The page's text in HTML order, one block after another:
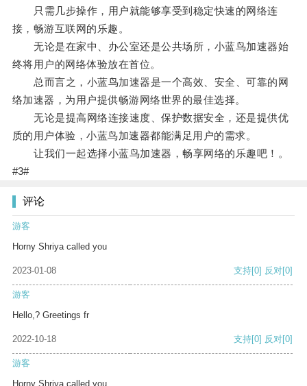
只需几步操作，用户就能够享受到稳定快速的网络连
接，畅游互联网的乐趣。
无论是在家中、办公室还是公共场所，小蓝鸟加速器始
终将用户的网络体验放在首位。
总而言之，小蓝鸟加速器是一个高效、安全、可靠的网
络加速器，为用户提供畅游网络世界的最佳选择。
无论是提高网络连接速度、保护数据安全，还是提供优
质的用户体验，小蓝鸟加速器都能满足用户的需求。
让我们一起选择小蓝鸟加速器，畅享网络的乐趣吧！。
#3#
评论
游客
Horny Shriya called you
2023-01-08 支持[0] 反对[0]
游客
Hello,? Greetings fr
2022-10-18 支持[0] 反对[0]
游客
Horny Shriya called you